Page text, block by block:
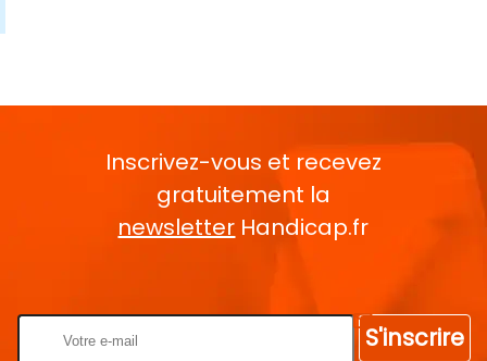
Inscrivez-vous et recevez
gratuitement la
newsletter Handicap.fr
S'inscrire